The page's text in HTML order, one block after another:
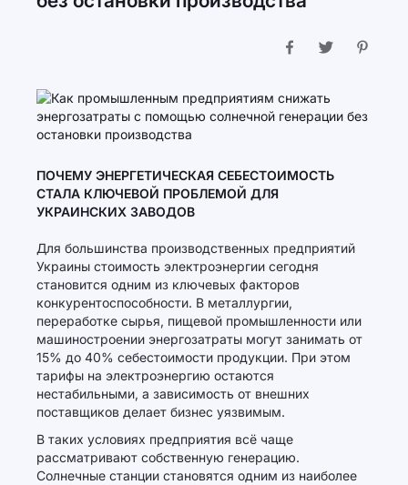
ПОЧЕМУ ЭНЕРГЕТИЧЕСКАЯ СЕБЕСТОИМОСТЬ
СТАЛА КЛЮЧЕВОЙ ПРОБЛЕМОЙ ДЛЯ
УКРАИНСКИХ ЗАВОДОВ
Для большинства производственных предприятий
Украины стоимость электроэнергии сегодня
становится одним из ключевых факторов
конкурентоспособности. В металлургии,
переработке сырья, пищевой промышленности или
машиностроении энергозатраты могут занимать от
15% до 40% себестоимости продукции. При этом
тарифы на электроэнергию остаются
нестабильными, а зависимость от внешних
поставщиков делает бизнес уязвимым.
В таких условиях предприятия всё чаще
рассматривают собственную генерацию.
Солнечные станции становятся одним из наиболее